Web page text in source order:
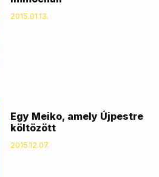
2015.01.13.
Egy Meiko, amely Újpestre
költözött
2015.12.07.